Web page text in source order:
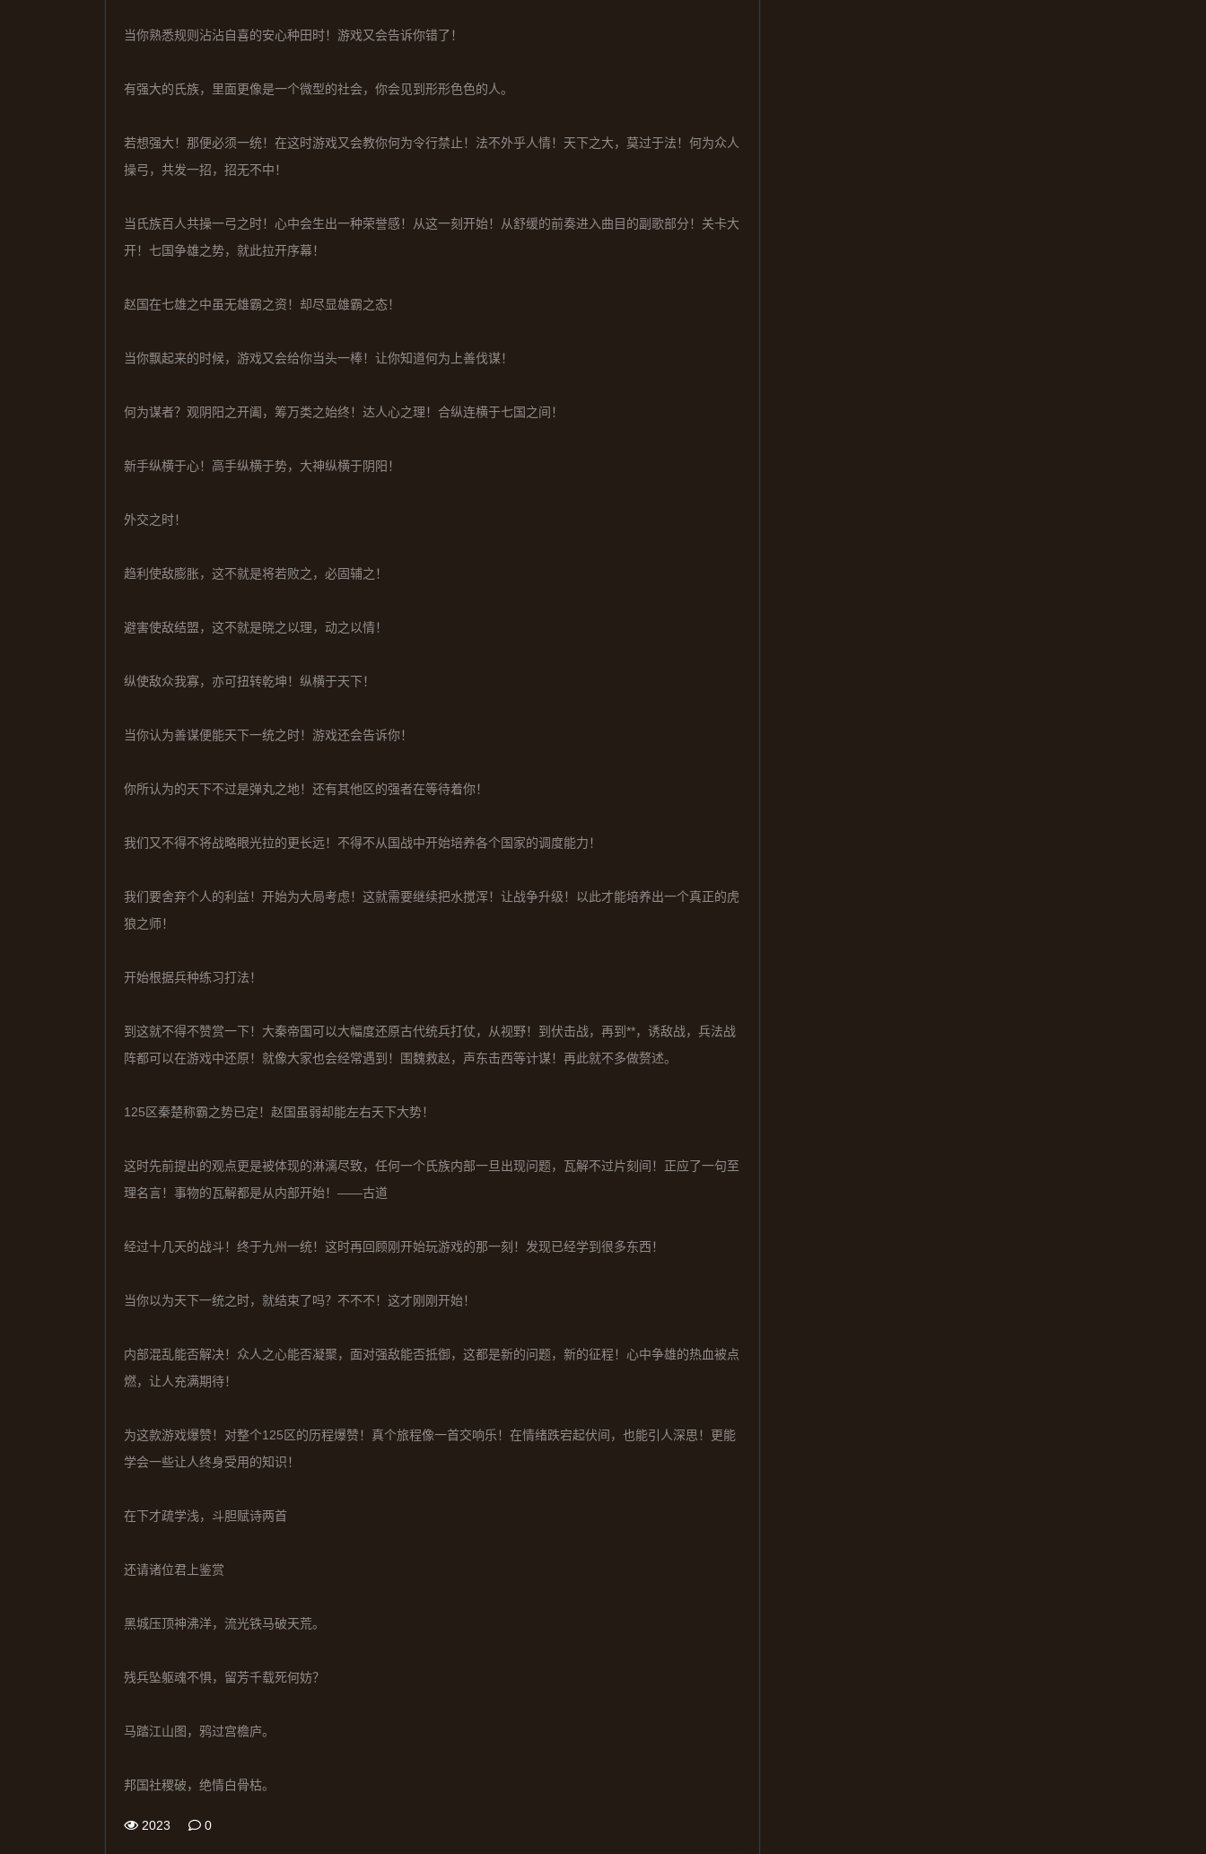
当你熟悉规则沾沾自喜的安心种田时！游戏又会告诉你错了！
有强大的氏族，里面更像是一个微型的社会，你会见到形形色色的人。
若想强大！那便必须一统！在这时游戏又会教你何为令行禁止！法不外乎人情！天下之大，莫过于法！何为众人
操弓，共发一招，招无不中！
当氏族百人共操一弓之时！心中会生出一种荣誉感！从这一刻开始！从舒缓的前奏进入曲目的副歌部分！关卡大
开！七国争雄之势，就此拉开序幕！
赵国在七雄之中虽无雄霸之资！却尽显雄霸之态！
当你飘起来的时候，游戏又会给你当头一棒！让你知道何为上善伐谋！
何为谋者？观阴阳之开阖，筹万类之始终！达人心之理！合纵连横于七国之间！
新手纵横于心！高手纵横于势，大神纵横于阴阳！
外交之时！
趋利使敌膨胀，这不就是将若败之，必固辅之！
避害使敌结盟，这不就是晓之以理，动之以情！
纵使敌众我寡，亦可扭转乾坤！纵横于天下！
当你认为善谋便能天下一统之时！游戏还会告诉你！
你所认为的天下不过是弹丸之地！还有其他区的强者在等待着你！
我们又不得不将战略眼光拉的更长远！不得不从国战中开始培养各个国家的调度能力！
我们要舍弃个人的利益！开始为大局考虑！这就需要继续把水搅浑！让战争升级！以此才能培养出一个真正的虎
狼之师！
开始根据兵种练习打法！
到这就不得不赞赏一下！大秦帝国可以大幅度还原古代统兵打仗，从视野！到伏击战，再到**，诱敌战，兵法战
阵都可以在游戏中还原！就像大家也会经常遇到！围魏救赵，声东击西等计谋！再此就不多做赘述。
125区秦楚称霸之势已定！赵国虽弱却能左右天下大势！
这时先前提出的观点更是被体现的淋漓尽致，任何一个氏族内部一旦出现问题，瓦解不过片刻间！正应了一句至
理名言！事物的瓦解都是从内部开始！——古道
经过十几天的战斗！终于九州一统！这时再回顾刚开始玩游戏的那一刻！发现已经学到很多东西！
当你以为天下一统之时，就结束了吗？不不不！这才刚刚开始！
内部混乱能否解决！众人之心能否凝聚，面对强敌能否抵御，这都是新的问题，新的征程！心中争雄的热血被点
燃，让人充满期待！
为这款游戏爆赞！对整个125区的历程爆赞！真个旅程像一首交响乐！在情绪跌宕起伏间，也能引人深思！更能
学会一些让人终身受用的知识！
在下才疏学浅，斗胆赋诗两首
还请诸位君上鉴赏
黑城压顶神沸洋，流光铁马破天荒。
残兵坠躯魂不惧，留芳千载死何妨？
马踏江山图，鸦过宫檐庐。
邦国社稷破，绝情白骨枯。
2023 0